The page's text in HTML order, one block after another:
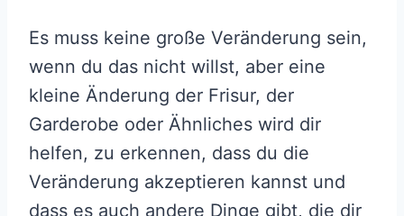
Es muss keine große Veränderung sein,
wenn du das nicht willst, aber eine
kleine Änderung der Frisur, der
Garderobe oder Ähnliches wird dir
helfen, zu erkennen, dass du die
Veränderung akzeptieren kannst und
dass es auch andere Dinge gibt, die dir